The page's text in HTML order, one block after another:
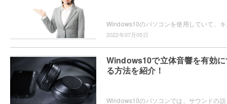
2022年07月05日
Windows10で立体音響を有効
る方法を紹介！